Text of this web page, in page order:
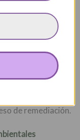
medioambiental
aejecutar
que funcionan en
de remediación.